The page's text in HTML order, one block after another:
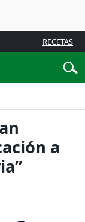
RECETAS
a